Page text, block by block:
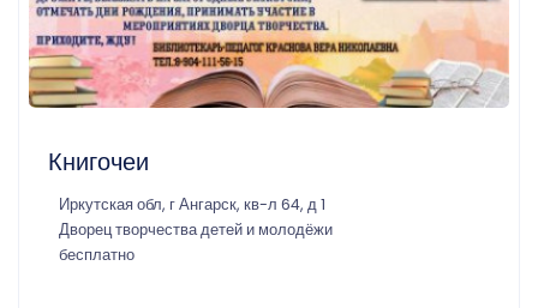
Книгочеи
Иркутская обл, г Ангарск, кв-л 64, д 1
Дворец творчества детей и молодёжи
бесплатно